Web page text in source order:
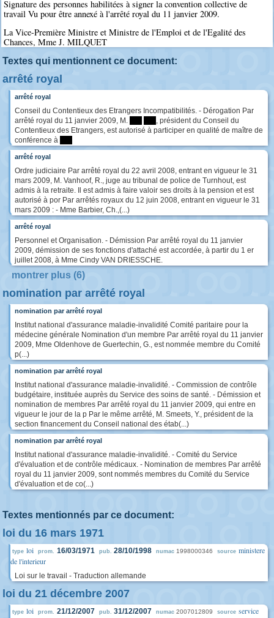
Signature des personnes habilitées à signer la convention collective de
travail Vu pour être annexé à l'arrêté royal du 11 janvier 2009.
La Vice-Première Ministre et Ministre de l'Emploi et de l'Egalité des
Chances, Mme J. MILQUET
Textes qui mentionnent ce document:
arrêté royal
arrêté royal
Conseil du Contentieux des Etrangers Incompatibilités. - Dérogation Par
arrêté royal du 11 janvier 2009, M.
, président du Conseil du
Contentieux des Etrangers, est autorisé à participer en qualité de maître de
conférence à
arrêté royal
Ordre judiciaire Par arrêté royal du 22 avril 2008, entrant en vigueur le 31
mars 2009, M. Vanhoof, R., juge au tribunal de police de Turnhout, est
admis à la retraite. Il est admis à faire valoir ses droits à la pension et est
autorisé à por Par arrêtés royaux du 12 juin 2008, entrant en vigueur le 31
mars 2009 : - Mme Barbier, Ch.,(...)
arrêté royal
Personnel et Organisation. - Démission Par arrêté royal du 11 janvier
2009, démission de ses fonctions d'attaché est accordée, à partir du 1 er
juillet 2008, à Mme Cindy VAN DRIESSCHE.
montrer plus (6)
nomination par arrêté royal
nomination par arrêté royal
Institut national d'assurance maladie-invalidité Comité paritaire pour la
médecine générale Nomination d'un membre Par arrêté royal du 11 janvier
2009, Mme Oldenhove de Guertechin, G., est nommée membre du Comité
p(...)
nomination par arrêté royal
Institut national d'assurance maladie-invalidité. - Commission de contrôle
budgétaire, instituée auprès du Service des soins de santé. - Démission et
nomination de membres Par arrêté royal du 11 janvier 2009, qui entre en
vigueur le jour de la p Par le même arrêté, M. Smeets, Y., président de la
section financement du Conseil national des étab(...)
nomination par arrêté royal
Institut national d'assurance maladie-invalidité. - Comité du Service
d'évaluation et de contrôle médicaux. - Nomination de membres Par arrêté
royal du 11 janvier 2009, sont nommés membres du Comité du Service
d'évaluation et de co(...)
Textes mentionnés par ce document:
loi du 16 mars 1971
type loi prom. 16/03/1971 pub. 28/10/1998 numac 1998000346 source ministere
de l'interieur
Loi sur le travail - Traduction allemande
loi du 21 décembre 2007
type loi prom. 21/12/2007 pub. 31/12/2007 numac 2007012809 source service